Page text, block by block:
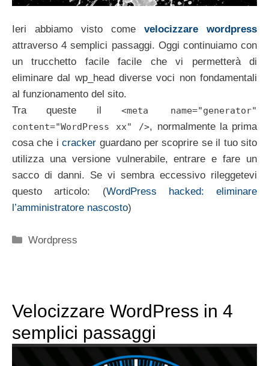
Ieri abbiamo visto come velocizzare wordpress
attraverso 4 semplici passaggi. Oggi continuiamo con
un trucchetto facile facile che vi permetterà di
eliminare dal wp_head diverse voci non fondamentali
al funzionamento del sito.
Tra queste il <meta name="generator"
content="WordPress xx" />, normalmente la prima
cosa che icracker guardano per scoprire se il tuo sito
utilizza una versione vulnerabile, entrare e fare un
sacco di danni. Se vi sembra eccessivo rileggetevi
questo articolo: (WordPress hacked: eliminare
l’amministratore nascosto)
Categorie
Wordpress
Velocizzare WordPress in 4
semplici passaggi